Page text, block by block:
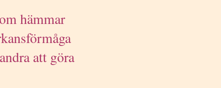
hämmar
att göra